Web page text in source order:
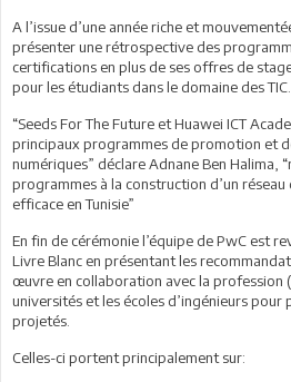
A l’issue d’une année riche et
présenter une rétrospective des
certifications en plus de ses offres de
pour les étudiants dans le domaine des TIC.
“Seeds For The Future et Huawei ICT
principaux programmes de promotion et
numériques” déclare Adnane Ben Halima,
programmes à la construction d’un réseau
efficace en Tunisie”
En fin de cérémonie l’équipe de PwC est
Livre Blanc en présentant les
œuvre en collaboration avec la profession
universités et les écoles d’ingénieurs
projetés.
Celles-ci portent principalement sur: